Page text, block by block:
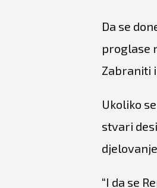
Da se
proglase
Zabraniti
Ukoliko
stvari
“I da se